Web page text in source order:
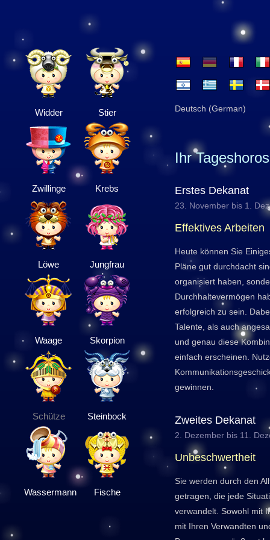
Widder Stier
Zwillinge Krebs
Löwe Jungfrau
Waage Skorpion
Schütze Steinbock
Wassermann Fische
Deutsch (German)
Ihr
Erstes Dekanat
23. November bis 1.
Effektives Arbeiten
Heute können Sie
Pläne gut durchdacht
organisiert haben,
Durchhaltevermögen
erfolgreich zu sein.
Talente, als auch
und genau diese
einfach erscheinen.
gewinnen.
Zweites Dekanat
2. Dezember bis 11.
Unbeschwertheit
Sie werden durch den
getragen, die jede
verwandelt. Sowohl mit
mit Ihren Verwandten